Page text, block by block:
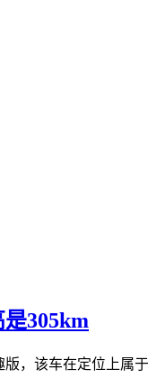
305km
，该车在定位上属